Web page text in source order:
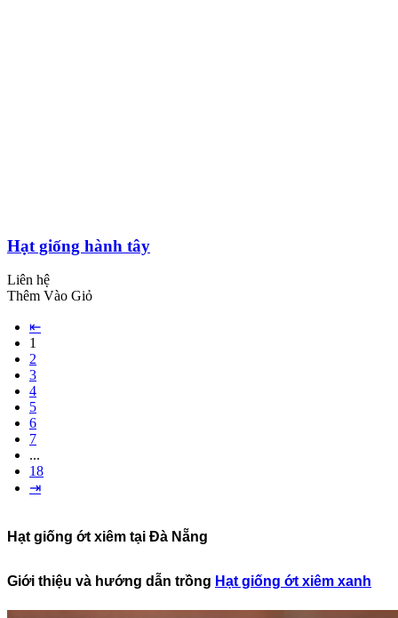
Hạt giống hành tây
Liên hệ
Thêm Vào Giỏ
⇤
1
2
3
4
5
6
7
...
18
⇥
Hạt giống ớt xiêm tại Đà Nẵng
Giới thiệu và hướng dẫn trồng Hạt giống ớt xiêm xanh